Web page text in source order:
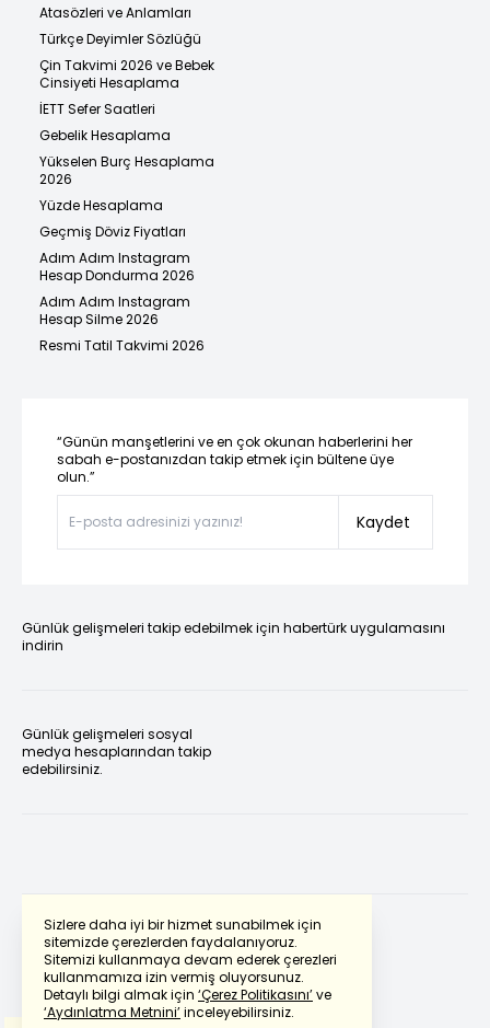
Sizlere daha iyi bir hizmet sunabilmek için
sitemizde çerezlerden faydalanıyoruz.
Sitemizi kullanmaya devam ederek çerezleri
kullanmamıza izin vermiş oluyorsunuz.
Detaylı bilgi almak için ‘Çerez Politikasını’ve
‘Aydınlatma Metnini’inceleyebilirsiniz.
Atasözleri ve Anlamları
Türkçe Deyimler Sözlüğü
Çin Takvimi 2026 ve Bebek
Cinsiyeti Hesaplama
İETT Sefer Saatleri
Gebelik Hesaplama
Yükselen Burç Hesaplama
2026
Yüzde Hesaplama
Geçmiş Döviz Fiyatları
Adım Adım Instagram
Hesap Dondurma 2026
Adım Adım Instagram
Hesap Silme 2026
Resmi Tatil Takvimi 2026
“Günün manşetlerini ve en çok okunan haberlerini her
sabah e-postanızdan takip etmek için bültene üye
olun.”
Kaydet
Günlük gelişmeleri takip edebilmek için habertürk uygulamasını
indirin
Günlük gelişmeleri sosyal
medya hesaplarından takip
edebilirsiniz.
Powered by Translate